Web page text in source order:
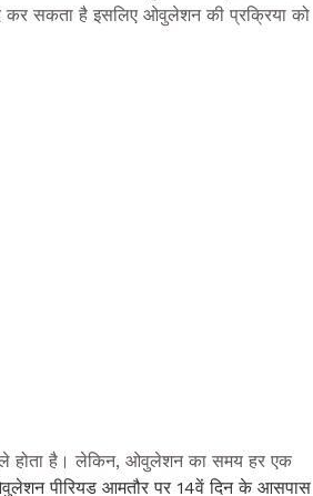
कर सकता है इसलिए ओवुलेशन की प्रक्रिया को
होता है। लेकिन, ओवुलेशन का समय हर एक
पीरियड आमतौर पर 14वें दिन के आसपास